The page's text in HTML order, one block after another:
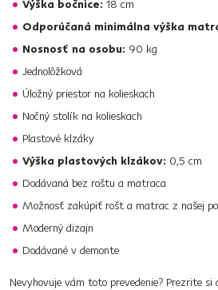
Výška bočnice: 18 cm
Odporúčaná minimálna výška
Nosnosť na osobu: 90 kg
Jednolôžková
Úložný priestor na kolieskach
Nočný stolík na kolieskach
Plastové klzáky
Výška plastových klzákov: 0,5 cm
Dodávaná bez roštu a matraca
Možnosť zakúpiť rošt a matrac z našej
Moderný dizajn
Dodávané v demonte
Nevyhovuje vám toto prevedenie? Prezrite si